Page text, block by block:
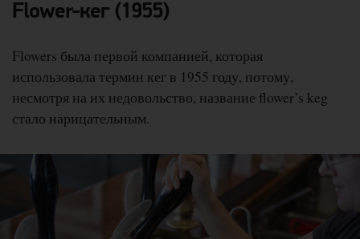
Flower-кег (1955)
Flowers была первой компанией, которая
использовала термин кег в 1955 году, потому,
несмотря на их недовольство, название flower’s keg
стало нарицательным.